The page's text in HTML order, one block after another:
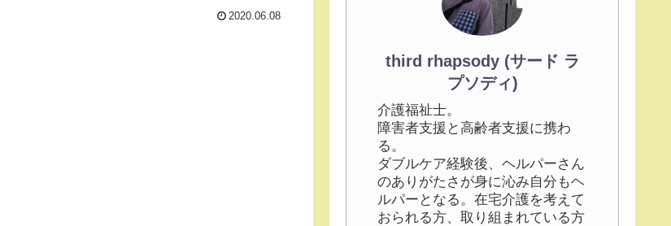
2020.06.08
third rhapsody (サード ラ
プソディ)
介護福祉士。
障害者支援と高齢者支援に携わ
る。
ダブルケア経験後、ヘルパーさん
のありがたさが身に沁み自分もヘ
ルパーとなる。在宅介護を考えて
おられる方、取り組まれている方